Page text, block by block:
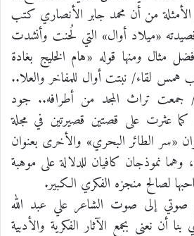
من أن محمد جابر الأنصاري كتب
«ميلاد أوال» التي لُحنت وأنشدت
مثال ومنها قوله «هام الخليج بغادة
همس لقاء/ نبتت أوال للمفاخر والعلا..
جمعت تراث المجد من أطرافه.. جود
عثرت على قصتين قصيرتين في مجلة
«سر الطائر البحري» والأخرى بعنوان
وهما نموذجان كافيان للدلالة على موهبة
لصالح منجزه الفكري الكبير.
إلى صوت الشاعر علي عبد الله
نعنى بجمع الآثار الفكرية والأدبية